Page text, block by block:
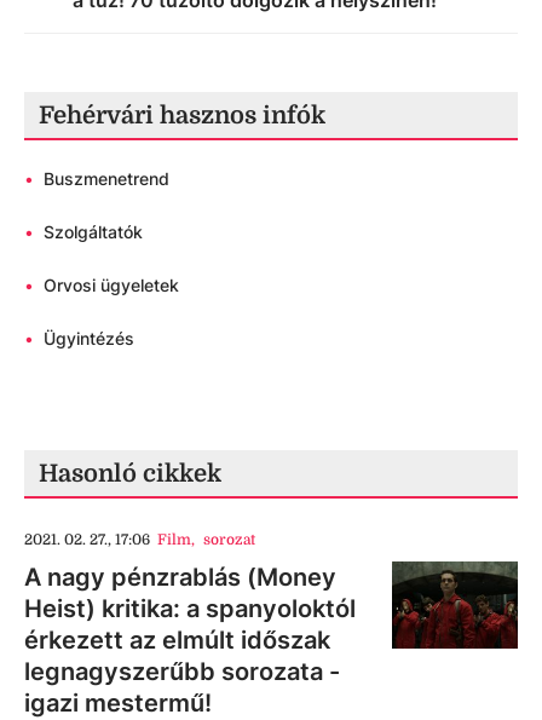
Fehérvári hasznos infók
• Buszmenetrend
• Szolgáltatók
• Orvosi ügyeletek
• Ügyintézés
Hasonló cikkek
2021. 02. 27., 17:06 Film, sorozat
A nagy pénzrablás (Money
Heist) kritika: a spanyoloktól
érkezett az elmúlt időszak
legnagyszerűbb sorozata -
igazi mestermű!